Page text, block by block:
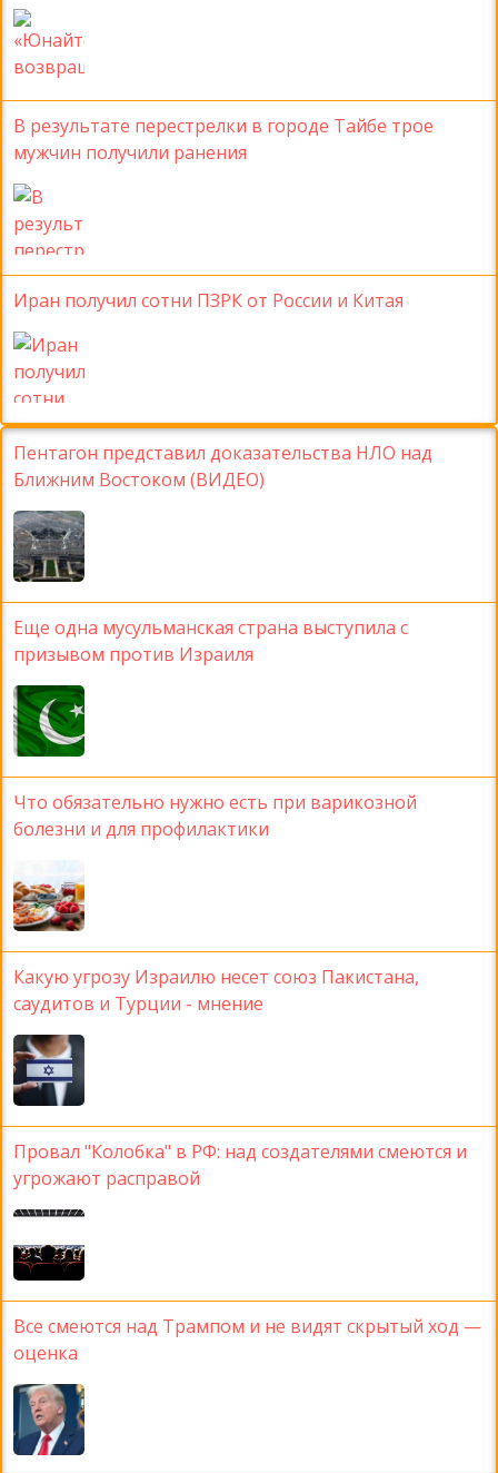
В результате перестрелки в городе Тайбе трое
мужчин получили ранения
Иран получил сотни ПЗРК от России и Китая
Пентагон представил доказательства НЛО над
Ближним Востоком (ВИДЕО)
Еще одна мусульманская страна выступила с
призывом против Израиля
Что обязательно нужно есть при варикозной
болезни и для профилактики
Какую угрозу Израилю несет союз Пакистана,
саудитов и Турции - мнение
Провал "Колобка" в РФ: над создателями смеются и
угрожают расправой
Все смеются над Трампом и не видят скрытый ход —
оценка